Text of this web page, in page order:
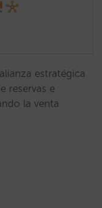
estratégica
reservas e
la venta